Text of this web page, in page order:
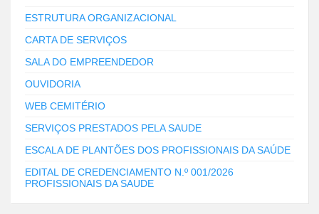
ESTRUTURA ORGANIZACIONAL
CARTA DE SERVIÇOS
SALA DO EMPREENDEDOR
OUVIDORIA
WEB CEMITÉRIO
SERVIÇOS PRESTADOS PELA SAUDE
ESCALA DE PLANTÕES DOS PROFISSIONAIS DA SAÚDE
EDITAL DE CREDENCIAMENTO N.º 001/2026
PROFISSIONAIS DA SAUDE